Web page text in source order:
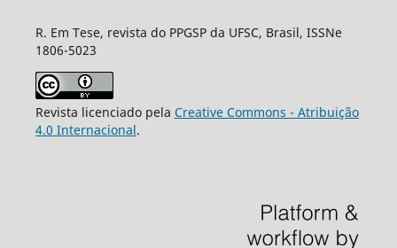
R. Em Tese, revista do PPGSP da UFSC, Brasil, ISSNe
1806-5023
Revista licenciado pela Creative Commons - Atribuição
4.0 Internacional.